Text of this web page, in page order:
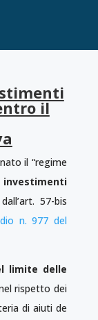
il
il “regime
investimenti
57-bis
n. 977 del
limite delle
rispetto dei
di aiuti de